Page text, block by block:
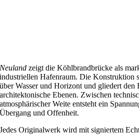
Neuland zeigt die Köhlbrandbrücke als
industriellen Hafenraum. Die Konstruktion
über Wasser und Horizont und gliedert den
architektonische Ebenen. Zwischen
atmosphärischer Weite entsteht ein
Übergang und Offenheit.
Jedes Originalwerk wird mit signiertem